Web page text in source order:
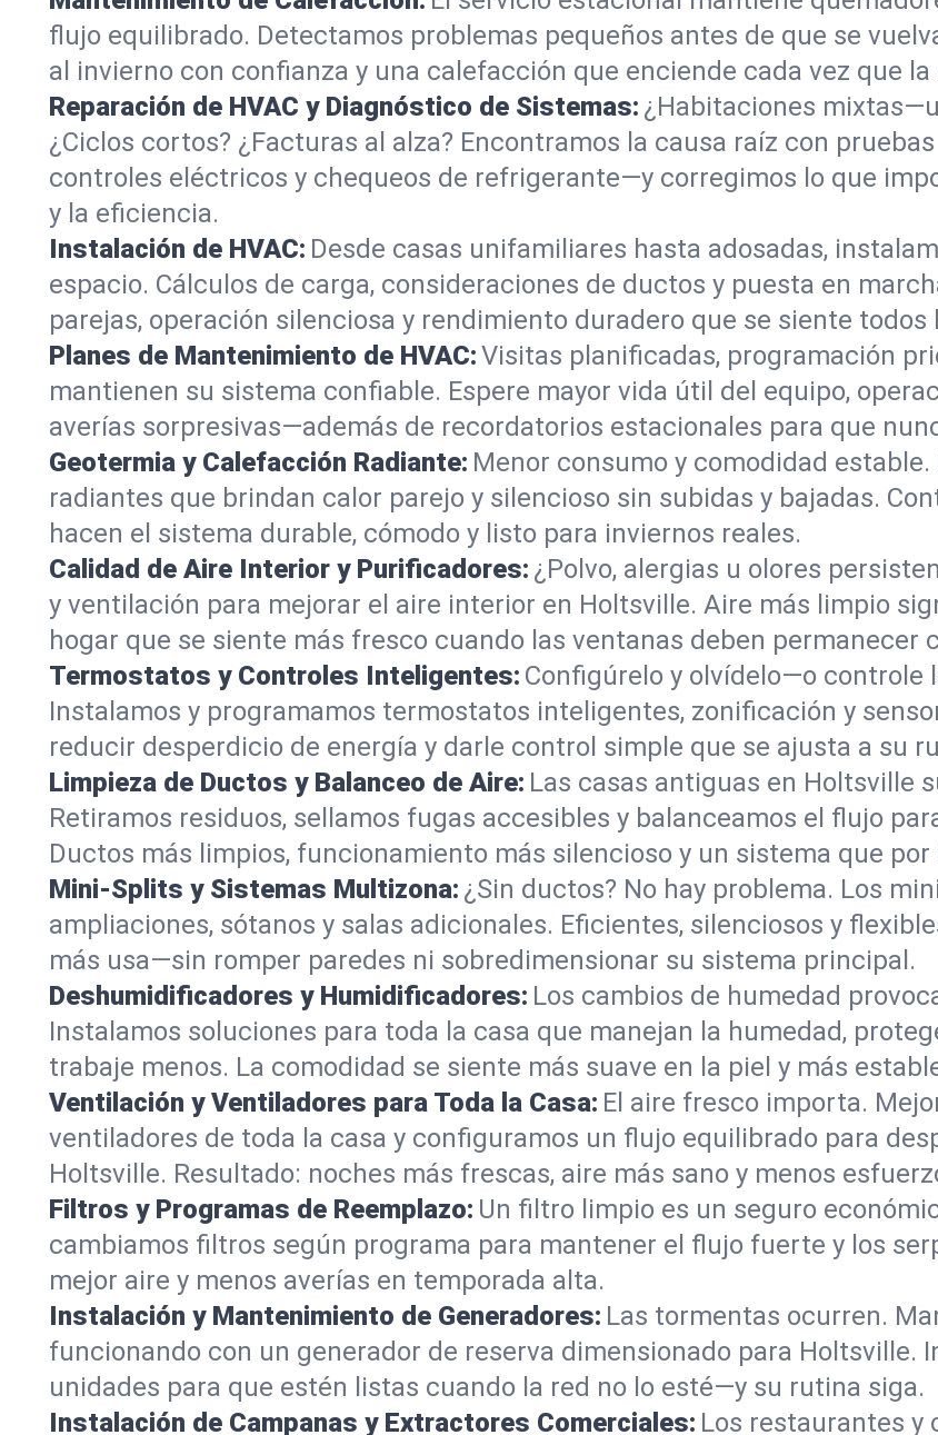
flujo equilibrado. Detectamos problemas pequeños antes de que se
al invierno con confianza y una calefacción que enciende cada vez que la
Reparación de HVAC y Diagnóstico de Sistemas: ¿Habitaciones
¿Ciclos cortos? ¿Facturas al alza? Encontramos la causa raíz con
controles eléctricos y chequeos de refrigerante—y corregimos lo que
y la eficiencia.
Instalación de HVAC: Desde casas unifamiliares hasta adosadas,
espacio. Cálculos de carga, consideraciones de ductos y puesta en
parejas, operación silenciosa y rendimiento duradero que se siente todos
Planes de Mantenimiento de HVAC:Visitas planificadas, programación
mantienen su sistema confiable. Espere mayor vida útil del equipo,
averías sorpresivas—además de recordatorios estacionales para que
Geotermia y Calefacción Radiante: Menor consumo y comodidad
radiantes que brindan calor parejo y silencioso sin subidas y bajadas.
hacen el sistema durable, cómodo y listo para inviernos reales.
Calidad de Aire Interior y Purificadores: ¿Polvo, alergias u olores
y ventilación para mejorar el aire interior en Holtsville. Aire más limpio
hogar que se siente más fresco cuando las ventanas deben permanecer
Termostatos y Controles Inteligentes: Configúrelo y olvídelo—o controle
Instalamos y programamos termostatos inteligentes, zonificación y
reducir desperdicio de energía y darle control simple que se ajusta a su
Limpieza de Ductos y Balanceo de Aire: Las casas antiguas en Holtsville
Retiramos residuos, sellamos fugas accesibles y balanceamos el flujo
Ductos más limpios, funcionamiento más silencioso y un sistema que por
Mini‑Splits y Sistemas Multizona: ¿Sin ductos? No hay problema. Los
ampliaciones, sótanos y salas adicionales. Eficientes, silenciosos y
más usa—sin romper paredes ni sobredimensionar su sistema principal.
Deshumidificadores y Humidificadores: Los cambios de humedad
Instalamos soluciones para toda la casa que manejan la humedad,
trabaje menos. La comodidad se siente más suave en la piel y más
Ventilación y Ventiladores para Toda la Casa: El aire fresco importa.
ventiladores de toda la casa y configuramos un flujo equilibrado para
Holtsville. Resultado: noches más frescas, aire más sano y menos
Filtros y Programas de Reemplazo: Un filtro limpio es un seguro
cambiamos filtros según programa para mantener el flujo fuerte y los
mejor aire y menos averías en temporada alta.
Instalación y Mantenimiento de Generadores: Las tormentas ocurren.
funcionando con un generador de reserva dimensionado para Holtsville.
unidades para que estén listas cuando la red no lo esté—y su rutina siga.
Instalación de Campanas y Extractores Comerciales: Los restaurantes y